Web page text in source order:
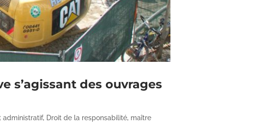
s’agissant des ouvrages
administratif, Droit de la responsabilité, maître